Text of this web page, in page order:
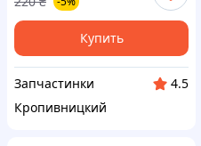
Купить
Запчастинки
4.5
Кропивницкий